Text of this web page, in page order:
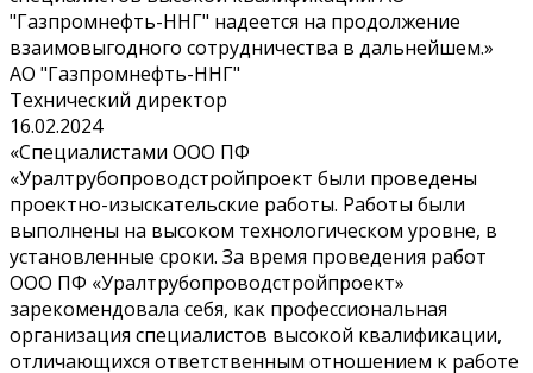
"Газпромнефть-ННГ" надеется на продолжение
взаимовыгодного сотрудничества в дальнейшем.»
АО "Газпромнефть-ННГ"
Технический директор
16.02.2024
«Специалистами ООО ПФ
«Уралтрубопроводстройпроект были проведены
проектно-изыскательские работы. Работы были
выполнены на высоком технологическом уровне, в
установленные сроки. За время проведения работ
ООО ПФ «Уралтрубопроводстройпроект»
зарекомендовала себя, как профессиональная
организация специалистов высокой квалификации,
отличающихся ответственным отношением к работе